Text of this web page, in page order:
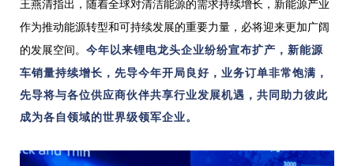
王燕清指出，随着全球对清洁能源的需求持续增长，新能源产业
作为推动能源转型和可持续发展的重要力量，必将迎来更加广阔
的发展空间。 今年以来锂电龙头企业纷纷宣布扩产，新能源
车销量持续增长，先导今年开局良好，业务订单非常饱满，
先导将与各位供应商伙伴共享行业发展机遇，共同助力彼此
成为各自领域的世界级领军企业。